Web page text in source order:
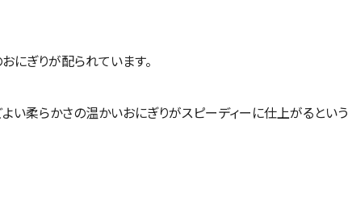
にぎりが配られています。
い柔らかさの温かいおにぎりがスピーディーに仕上がるという